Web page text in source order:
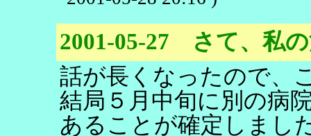
2001-05-27 さて、私
話が長くなったので、
結局５月中旬に別の病
あることが確定しまし